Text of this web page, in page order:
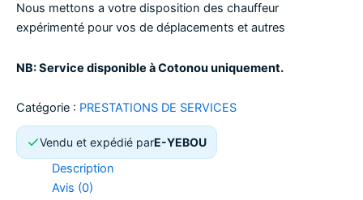
Nous mettons a votre disposition des chauffeur
expérimenté pour vos de déplacements et autres
NB: Service disponible à Cotonou uniquement.
Catégorie : PRESTATIONS DE SERVICES
Vendu et expédié parE-YEBOU
Description
Avis (0)